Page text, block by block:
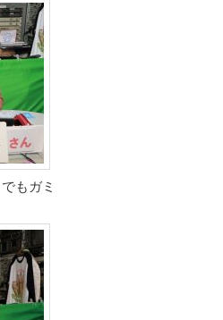
もガミ